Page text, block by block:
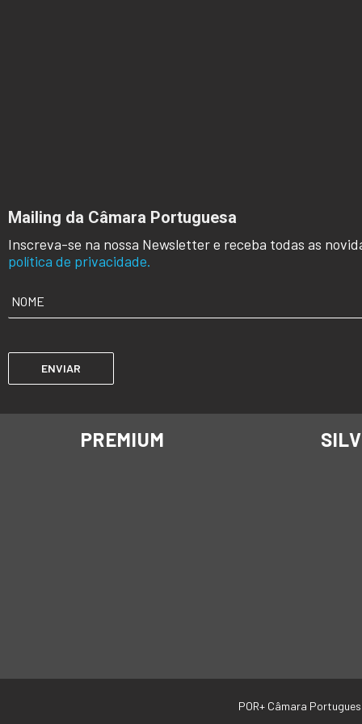
Mailing da Câmara Portuguesa
Inscreva-se na nossa Newsletter e receba todas as
política de privacidade.
PREMIUM
POR+ Câmara